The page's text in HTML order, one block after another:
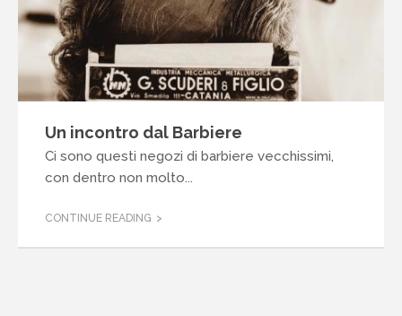
Un incontro dal Barbiere
Ci sono questi negozi di barbiere vecchissimi,
con dentro non molto...
CONTINUE READING